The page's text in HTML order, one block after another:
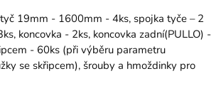
19mm - 1600mm - 4ks, spojka tyče – 2
koncovka - 2ks, koncovka zadní(PULLO) -
- 60ks (při výběru parametru
se skřipcem), šrouby a hmoždinky pro